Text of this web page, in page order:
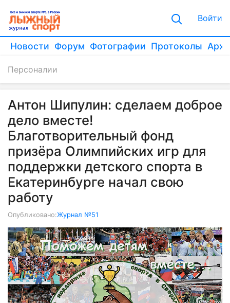
Войти
Новости Форум Фотографии Протоколы
Персоналии
Антон Шипулин: сделаем доброе
дело вместе!
Благотворительный фонд
призёра Олимпийских игр для
поддержки детского спорта в
Екатеринбурге начал свою
работу
Опубликовано:Журнал №51